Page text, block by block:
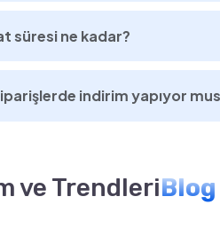
süresi ne kadar?
indirim yapıyor
ve TrendleriBlog